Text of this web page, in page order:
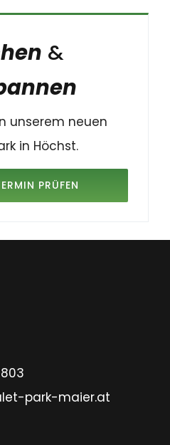
&
unserem neuen
in Höchst.
PRÜFEN
park-maier.at